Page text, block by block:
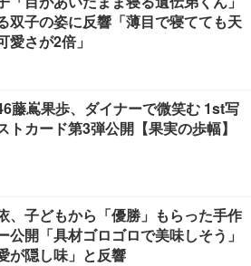
双子の姿に反響「薄目で寝てても天
愛さが2倍」
藤嶌果歩、ダイナーで微笑む 1st写
トカード第3弾公開【果実の歩幅】
、子どもから「優勝」もらった手作
公開「具材ゴロゴロで美味しそう」
が隠し味」と反響